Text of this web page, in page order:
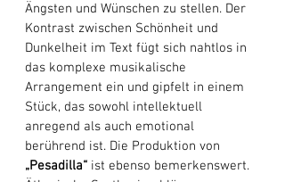
Ängsten und Wünschen zu stellen. Der
Kontrast zwischen Schönheit und
Dunkelheit im Text fügt sich nahtlos in
das komplexe musikalische
Arrangement ein und gipfelt in einem
Stück, das sowohl intellektuell
anregend als auch emotional
berührend ist. Die Produktion von
„Pesadilla“ ist ebenso bemerkenswert.